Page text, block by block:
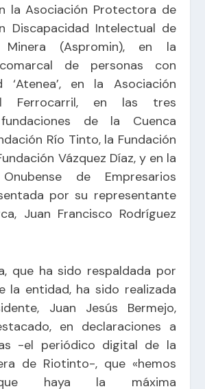
la Asociación Protectora de
Discapacidad Intelectual de
(Aspromin), en la
de personas con
‘Atenea’, en la Asociación
Ferrocarril, en las tres
de la Cuenca
Río Tinto, la Fundación
Vázquez Díaz, y en la
de Empresarios
por su representante
Juan Francisco Rodríguez
que ha sido respaldada por
la entidad, ha sido realizada
Juan Jesús Bermejo,
en declaraciones a
-el periódico digital de la
de Riotinto-, que «hemos
haya la máxima